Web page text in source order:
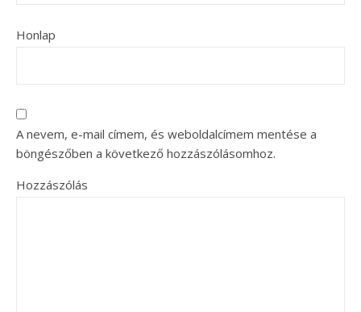
Honlap
A nevem, e-mail címem, és weboldalcímem mentése a
böngészőben a következő hozzászólásomhoz.
Hozzászólás